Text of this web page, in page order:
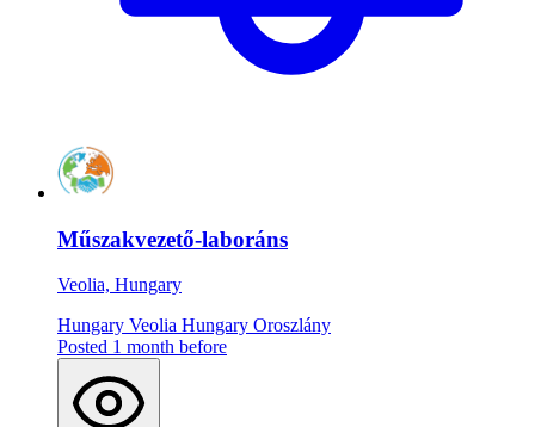
Műszakvezető-laboráns
Veolia, Hungary
Hungary Veolia Hungary Oroszlány
Posted 1 month before